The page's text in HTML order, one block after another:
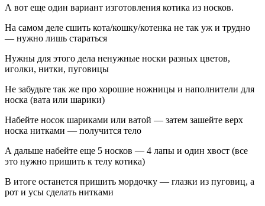
А вот еще один вариант изготовления котика из носков.
На самом деле сшить кота/кошку/котенка не так уж и трудно
— нужно лишь стараться
Нужны для этого дела ненужные носки разных цветов,
иголки, нитки, пуговицы
Не забудьте так же про хорошие ножницы и наполнители для
носка (вата или шарики)
Набейте носок шариками или ватой — затем зашейте верх
носка нитками — получится тело
А дальше набейте еще 5 носков — 4 лапы и один хвост (все
это нужно пришить к телу котика)
В итоге останется пришить мордочку — глазки из пуговиц, а
рот и усы сделать нитками